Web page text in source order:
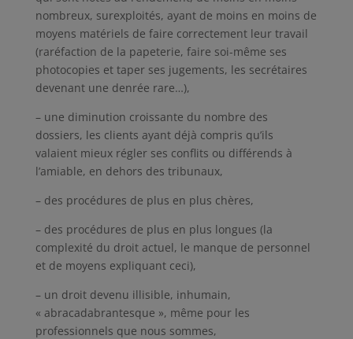
nombreux, surexploités, ayant de moins en moins de
moyens matériels de faire correctement leur travail
(raréfaction de la papeterie, faire soi-même ses
photocopies et taper ses jugements, les secrétaires
devenant une denrée rare…),
– une diminution croissante du nombre des
dossiers, les clients ayant déjà compris qu’ils
valaient mieux régler ses conflits ou différends à
l’amiable, en dehors des tribunaux,
– des procédures de plus en plus chères,
– des procédures de plus en plus longues (la
complexité du droit actuel, le manque de personnel
et de moyens expliquant ceci),
– un droit devenu illisible, inhumain,
« abracadabrantesque », même pour les
professionnels que nous sommes,